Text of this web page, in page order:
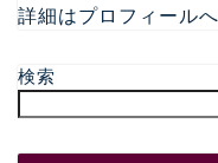
詳細はプロフィールへ
検索